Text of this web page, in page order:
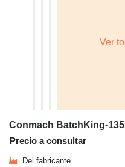
Conmach BatchKing-135
Precio a consultar
Del fabricante